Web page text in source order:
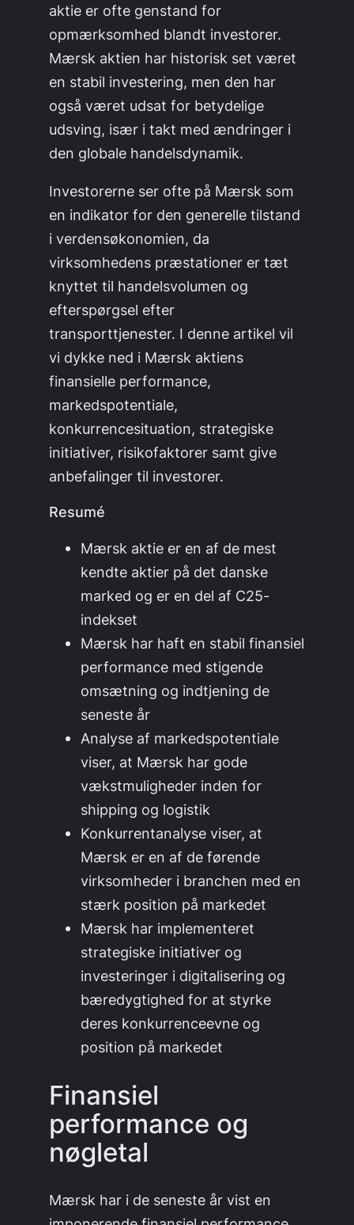
aktie er ofte genstand for
opmærksomhed blandt investorer.
Mærsk aktien har historisk set været
en stabil investering, men den har
også været udsat for betydelige
udsving, især i takt med ændringer i
den globale handelsdynamik.
Investorerne ser ofte på Mærsk som
en indikator for den generelle tilstand
i verdensøkonomien, da
virksomhedens præstationer er tæt
knyttet til handelsvolumen og
efterspørgsel efter
transporttjenester. I denne artikel vil
vi dykke ned i Mærsk aktiens
finansielle performance,
markedspotentiale,
konkurrencesituation, strategiske
initiativer, risikofaktorer samt give
anbefalinger til investorer.
Resumé
Mærsk aktie er en af de mest
kendte aktier på det danske
marked og er en del af C25-
indekset
Mærsk har haft en stabil finansiel
performance med stigende
omsætning og indtjening de
seneste år
Analyse af markedspotentiale
viser, at Mærsk har gode
vækstmuligheder inden for
shipping og logistik
Konkurrentanalyse viser, at
Mærsk er en af de førende
virksomheder i branchen med en
stærk position på markedet
Mærsk har implementeret
strategiske initiativer og
investeringer i digitalisering og
bæredygtighed for at styrke
deres konkurrenceevne og
position på markedet
Finansiel
performance og
nøgletal
Mærsk har i de seneste år vist en